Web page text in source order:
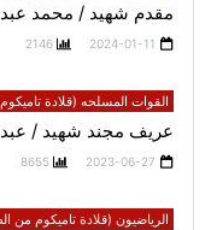
مقدم شهيد / محمد عبد
2024-01-11
2146
القوات المسلحه (قلادة
عريف مجند شهيد / عبد
2023-06-27
8655
الرياضيون (قلادة تاميكوم من